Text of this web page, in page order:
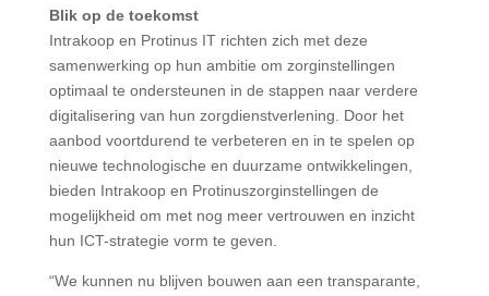
Blik op de toekomst
Intrakoop en Protinus IT richten zich met deze
samenwerking op hun ambitie om zorginstellingen
optimaal te ondersteunen in de stappen naar verdere
digitalisering van hun zorgdienstverlening. Door het
aanbod voortdurend te verbeteren en in te spelen op
nieuwe technologische en duurzame ontwikkelingen,
bieden Intrakoop en Protinuszorginstellingen de
mogelijkheid om met nog meer vertrouwen en inzicht
hun ICT-strategie vorm te geven.
“We kunnen nu blijven bouwen aan een transparante,